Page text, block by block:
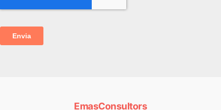
EmasConsultors